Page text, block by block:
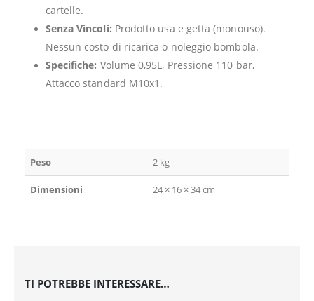
cartelle.
Senza Vincoli: Prodotto usa e getta (monouso).
Nessun costo di ricarica o noleggio bombola.
Specifiche: Volume 0,95L, Pressione 110 bar,
Attacco standard M10x1.
Peso 2 kg
Dimensioni 24 × 16 × 34 cm
TI POTREBBE INTERESSARE…